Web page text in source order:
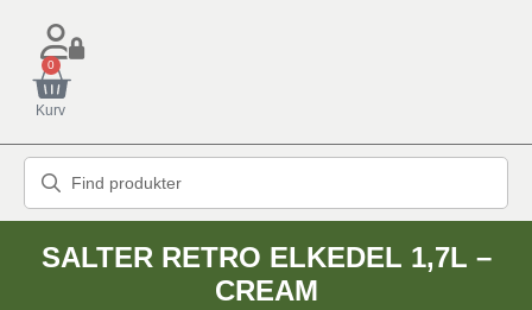
0
Kurv
SALTER RETRO ELKEDEL 1,7L –
CREAM